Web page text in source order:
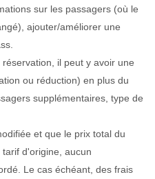
sur les passagers (où le
ajouter/améliorer une
il peut y avoir une
ou réduction) en plus du
supplémentaires, type de
et que le prix total du
d'origine, aucun
Le cas échéant, des frais